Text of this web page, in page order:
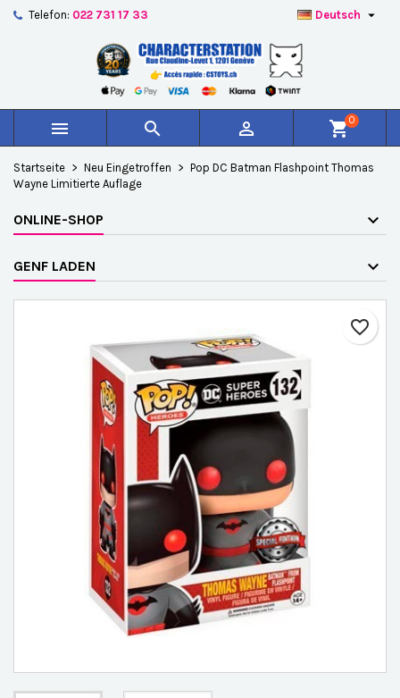
Telefon: 022 731 17 33 Deutsch 
   shopping_cart0
Startseite Neu Eingetroffen
Pop DC Batman Flashpoint Thomas
Wayne Limitierte Auflage
ONLINE-SHOP
GENF LADEN
favorite_border
Create new list
Name der Wunschliste
Abbrechen Wunschliste erstellen
Sie müssen angemeldet sein, um Artikel Ihrer
Wunschliste hinzufügen zu können.